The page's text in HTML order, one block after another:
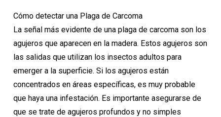
Cómo detectar una Plaga de Carcoma
La señal más evidente de una plaga de carcoma son los
agujeros que aparecen en la madera. Estos agujeros son
las salidas que utilizan los insectos adultos para
emerger a la superficie. Si los agujeros están
concentrados en áreas específicas, es muy probable
que haya una infestación. Es importante asegurarse de
que se trate de agujeros profundos y no simples